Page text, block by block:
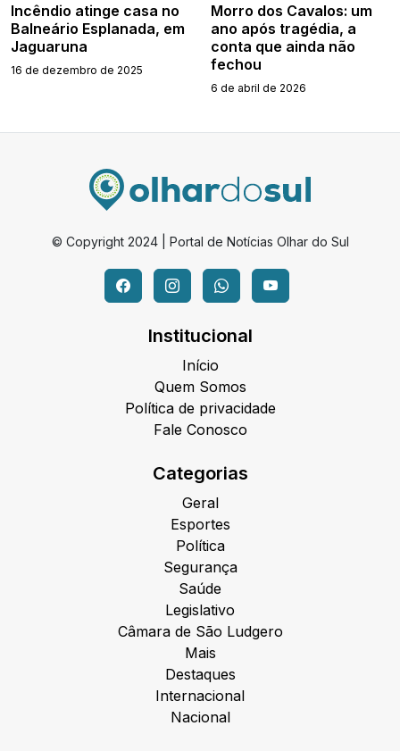
Incêndio atinge casa no
Balneário Esplanada, em
Jaguaruna
16 de dezembro de 2025
Morro dos Cavalos: um
ano após tragédia, a
conta que ainda não
fechou
6 de abril de 2026
© Copyright 2024 | Portal de Notícias Olhar do Sul
Institucional
Início
Quem Somos
Política de privacidade
Fale Conosco
Categorias
Geral
Esportes
Política
Segurança
Saúde
Legislativo
Câmara de São Ludgero
Mais
Destaques
Internacional
Nacional